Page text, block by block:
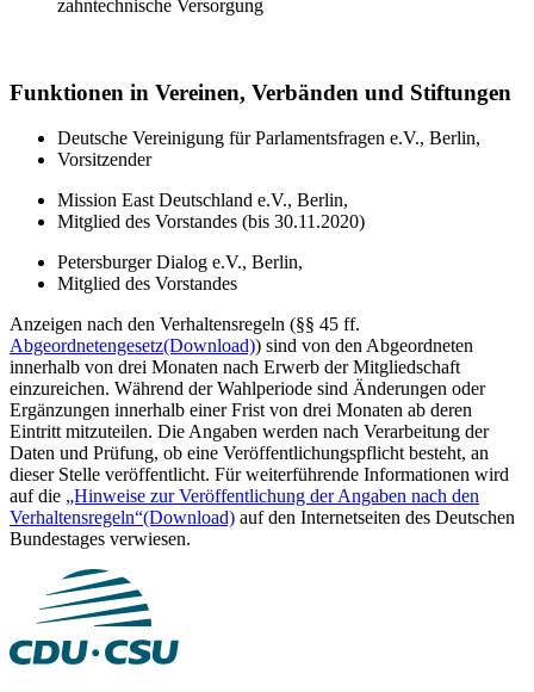
zahntechnische Versorgung
Funktionen in Vereinen, Verbänden und Stiftungen
Deutsche Vereinigung für Parlamentsfragen e.V., Berlin,
Vorsitzender
Mission East Deutschland e.V., Berlin,
Mitglied des Vorstandes (bis 30.11.2020)
Petersburger Dialog e.V., Berlin,
Mitglied des Vorstandes
Anzeigen nach den Verhaltensregeln (§§ 45 ff.
Abgeordnetengesetz(Download)) sind von den Abgeordneten
innerhalb von drei Monaten nach Erwerb der Mitgliedschaft
einzureichen. Während der Wahlperiode sind Änderungen oder
Ergänzungen innerhalb einer Frist von drei Monaten ab deren
Eintritt mitzuteilen. Die Angaben werden nach Verarbeitung der
Daten und Prüfung, ob eine Veröffentlichungspflicht besteht, an
dieser Stelle veröffentlicht. Für weiterführende Informationen wird
auf die „Hinweise zur Veröffentlichung der Angaben nach den
Verhaltensregeln“(Download) auf den Internetseiten des Deutschen
Bundestages verwiesen.